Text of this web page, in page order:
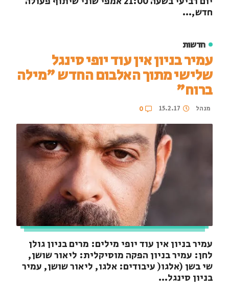
חדש,...
חדשות
עמיר בניון אין עוד יופי סינגל
שלישי מתוך האלבום החדש "מילה
ברוח"
מנהל 15.2.17
0
עמיר בניון אין עוד יופי מילים: מרים בניון גולן
לחן: עמיר בניון הפקה מוסיקלית: ליאור שושן,
שי בשן (אלגו( עיבודים: אלגו, ליאור שושן, עמיר
בניון סינגל...